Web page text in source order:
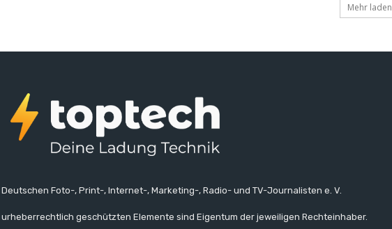
Mehr laden
Foto-, Print-, Internet-, Marketing-, Radio- und TV-Journalisten e. V.
geschützten Elemente sind Eigentum der jeweiligen Rechteinhaber.